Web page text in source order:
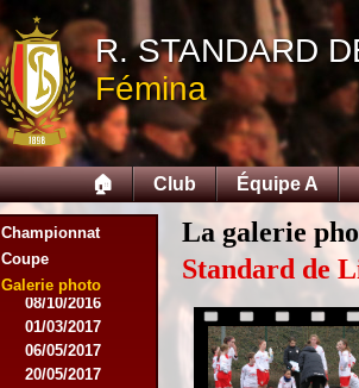
R. STANDARD
Fémina
🏠 Club Équipe A
Championnat
Coupe
Galerie photo
28/03/2015
25/04/2015
14/05/2015
12/09/2015
26/09/2015
03/10/2015
28/11/2015
09/03/2016
09/04/2016
13/04/2016
16/05/2016
09/08/2016
08/10/2016
01/03/2017
06/05/2017
20/05/2017
La galerie
Standard de